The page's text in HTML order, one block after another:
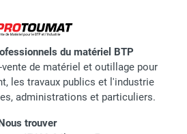
du matériel BTP
de matériel et outillage pour
les travaux publics et l'industrie
administrations et particuliers.
trouver